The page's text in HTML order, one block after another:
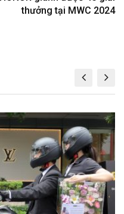
thưởng tại MWC 2024